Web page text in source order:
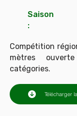
Saison
:
Compétition
mètres
catégories.
Télécharger